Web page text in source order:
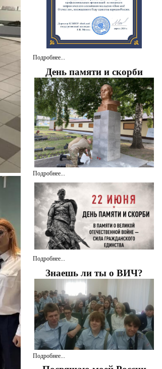
Подробнее...
День памяти и скорби
Подробнее...
Подробнее...
Знаешь ли ты о ВИЧ?
Подробнее...